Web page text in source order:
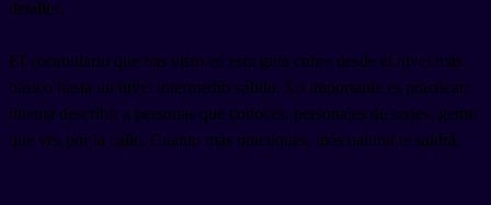
detalles.
El vocabulario que has visto en esta guía cubre desde el nivel más
básico hasta un nivel intermedio sólido. Lo importante es practicar:
intenta describir a personas que conoces, personajes de series, gente
que ves por la calle. Cuanto más practiques, más natural te saldrá.